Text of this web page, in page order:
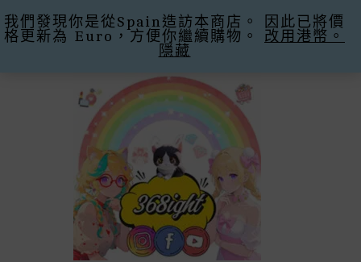
購滿$300即減$30運費 優惠碼Promo Code:
Free Shipping -30忽略
我們發現你是從Spain造訪本商店。 因此已將價
格更新為 Euro，方便你繼續購物。 改用港幣。
隱藏